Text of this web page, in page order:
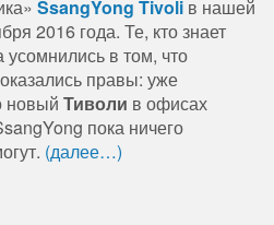
SsangYong Tivoli в нашей
2016 года. Те, кто знает
усомнились в том, что
правы: уже
новый Тиволи в офисах
пока ничего
(далее…)